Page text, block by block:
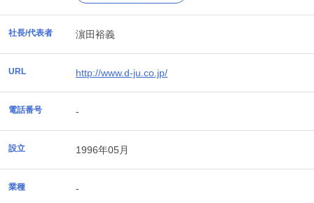
社長/代表者 濵田裕義
URL http://www.d-ju.co.jp/
電話番号 -
設立 1996年05月
業種 -